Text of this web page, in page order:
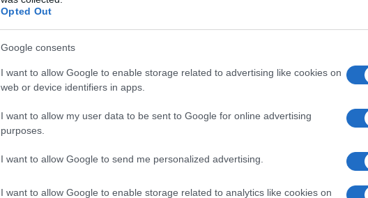
Opted Out
Google consents
I want to allow Google to enable storage related to advertising like cookies on
web or device identifiers in apps.
I want to allow my user data to be sent to Google for online advertising
purposes.
I want to allow Google to send me personalized advertising.
I want to allow Google to enable storage related to analytics like cookies on